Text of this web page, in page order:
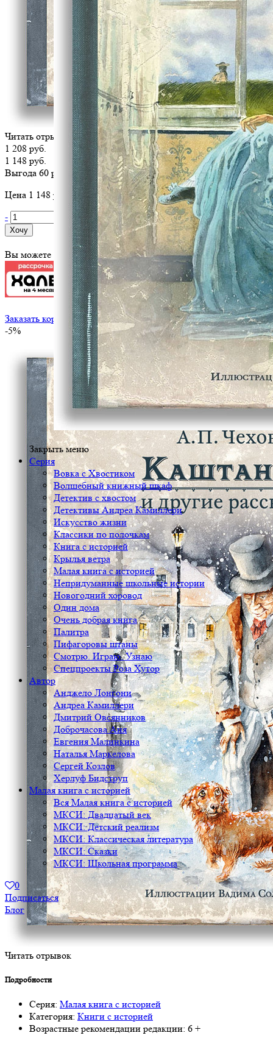
Закрыть меню
Серия
Вовка с Хвостиком
Волшебный книжный шкаф
Детектив с хвостом
Детективы Андреа Камиллери
Искусство жизни
Классики по полочкам
Книга с историей
Крылья ветра
Малая книга с историей
Непридуманные школьные истории
Новогодний хоровод
Один дома
Очень добрая книга
Палитра
Пифагоровы штаны
Смотрю. Играю. Узнаю
Спецпроекты Роза Хутор
Автор
Анджело Лонгони
Андреа Камиллери
Дмитрий Овсянников
Доброчасова Аня
Евгения Малинкина
Наталья Маркелова
Сергей Козлов
Херлуф Бидструп
Малая книга с историей
Вся Малая книга с историей
МКСИ: Двадцатый век
МКСИ: Детский реализм
МКСИ: Классическая литература
МКСИ: Сказки
МКСИ: Школьная программа
0
Подписаться
Блог
Читать отрывок
1 208 руб.
1 148 руб.
Выгода 60 руб.
Цена 1 148 руб. за 1 шт
-
+
Хочу
Вы можете оплатить эту книгу картой
Заказать корпоративный тираж
-5%
Читать отрывок
Подробности
Серия: Малая книга с историей
Категория: Книги с историей
Возрастные рекомендации редакции: 6 +